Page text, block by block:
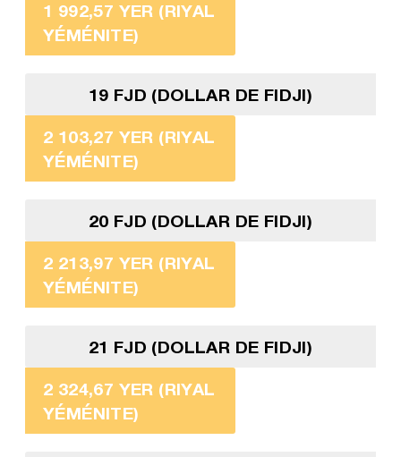
1 992,57 YER (RIYAL
YÉMÉNITE)
19 FJD (DOLLAR DE FIDJI)
2 103,27 YER (RIYAL
YÉMÉNITE)
20 FJD (DOLLAR DE FIDJI)
2 213,97 YER (RIYAL
YÉMÉNITE)
21 FJD (DOLLAR DE FIDJI)
2 324,67 YER (RIYAL
YÉMÉNITE)